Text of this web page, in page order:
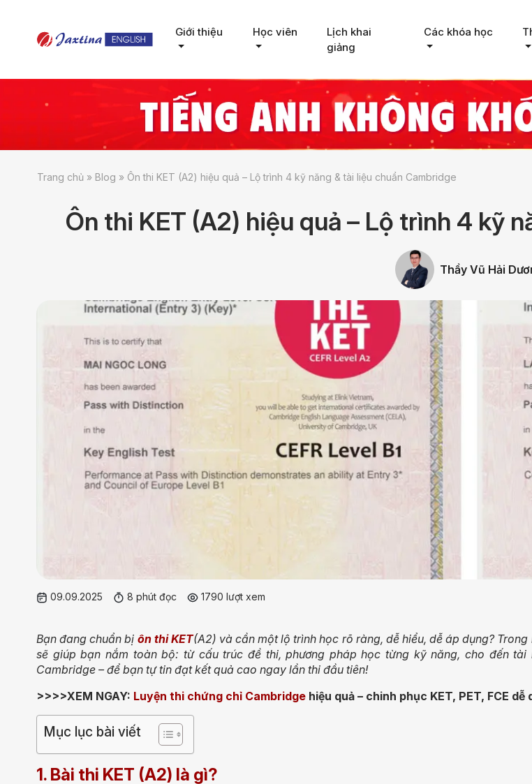
Giới thiệu Học viên
Lịch khai
giảng
Các khóa học
Trang chủ » Blog » Ôn thi KET (A2) hiệu quả – Lộ trình 4 kỹ năng & tài liệu chuẩn Cambridge
Ôn thi KET (A2) hiệu quả – Lộ trình 4 kỹ
Thầy Vũ Hải
09.09.2025 8 phút đọc 1790 lượt xem
Bạn đang chuẩn bị ôn thi KET(A2) và cần một lộ trình học rõ ràng, dễ hiểu, dễ áp dụng?
sẽ giúp bạn nắm toàn bộ: từ cấu trúc đề thi, phương pháp học từng kỹ năng, cho đến tài
Cambridge – để bạn tự tin đạt kết quả cao ngay lần thi đầu tiên!
>>>>XEM NGAY: Luyện thi chứng chỉ Cambridge hiệu quả – chinh phục KET, PET, FCE dễ
Mục lục bài viết
1. Bài thi KET (A2) là gì?